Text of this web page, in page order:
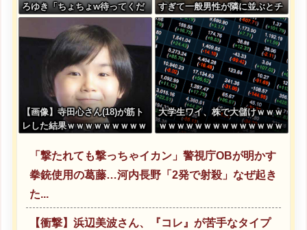
ろゆき「ちょちょw待ってくだ
さいよー」←これさぁ
すぎて一般男性が隣に並ぶとチ
ンチクリンに見えてしまう
【画像】寺田心さん(18)が筋ト
レした結果ｗｗｗｗｗｗｗｗｗ
大学生ワイ、株で大儲けｗｗｗ
ｗｗｗｗｗｗｗｗｗｗｗｗｗｗ
「撃たれても撃っちゃイカン」警視庁OBが明かす
拳銃使用の葛藤…河内長野「2発で射殺」なぜ起き
た...
【衝撃】浜辺美波さん、『コレ』が苦手なタイプ